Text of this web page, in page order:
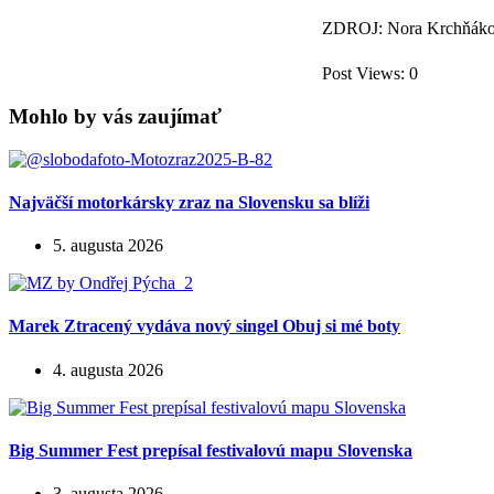
ZDROJ: Nora
Post Views: 0
Mohlo by vás zaujímať
Najväčší motorkársky zraz na Slovensku sa blíži
5. augusta 2026
Marek Ztracený vydáva nový singel Obuj si mé boty
4. augusta 2026
Big Summer Fest prepísal festivalovú mapu Slovenska